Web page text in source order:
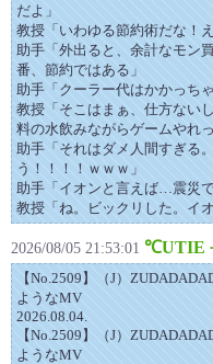
だよ」
教授「いわゆる節約術だな！
助手「外出ると、余計なモン
番、節約ではある」
助手「クーラー代はかかっち
教授「そこはまぁ、仕方ない
料の水飲みながらゲームやれ
助手「それはダメ人間すぎる
う！！！！ｗｗｗ」
助手「イオンと言えば…震災
教授「ね。ビックリした。イ
2026/08/05 21:53:01 ℃UTIE
【No.2509】（J）
ようなMV
2026.08.04.
【No.2509】（J）
ようなMV